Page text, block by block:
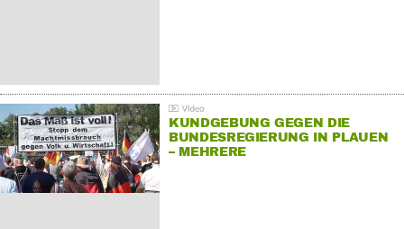
KUNDGEBUNG GEGEN DIE
BUNDESREGIERUNG IN PLAUEN
– MEHRERE